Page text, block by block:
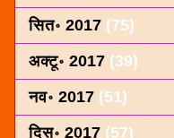
सित॰ 2017 (75)
अक्टू॰ 2017 (39)
नव॰ 2017 (51)
दिस॰ 2017 (57)